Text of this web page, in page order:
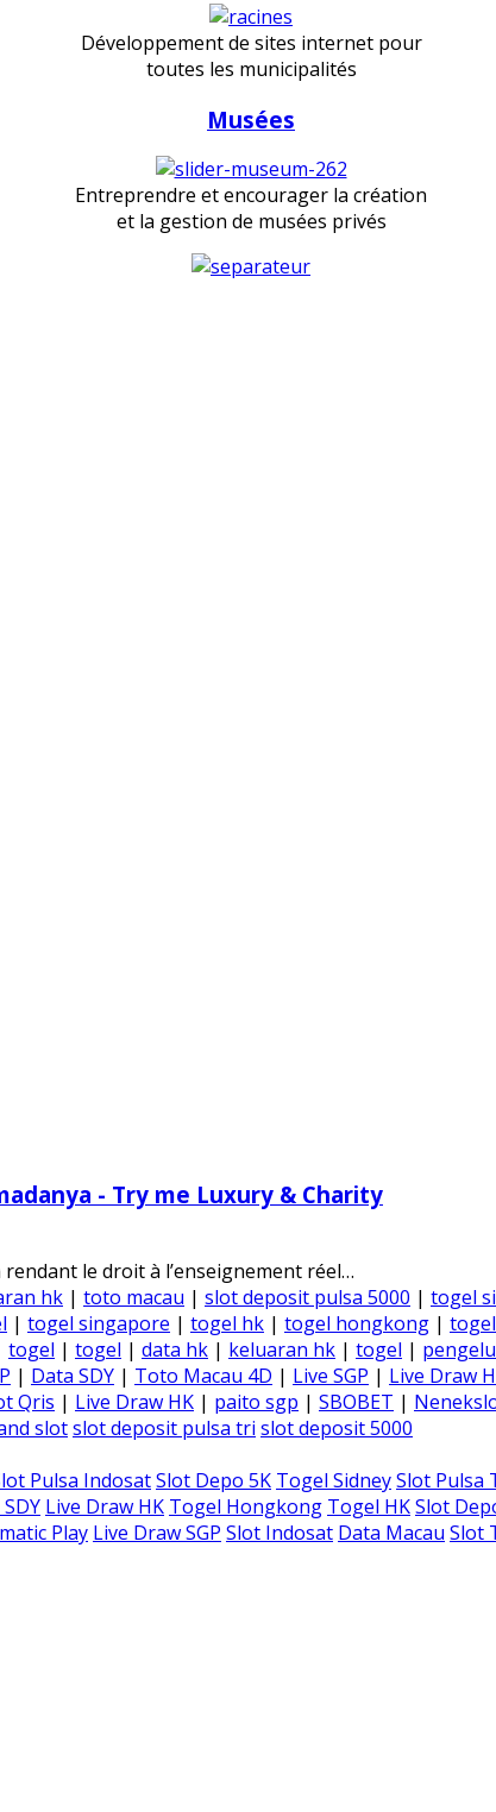
Développement de sites internet pour
toutes les municipalités
Musées
Entreprendre et encourager la création
et la gestion de musées privés
- Try me Luxury & Charity
rendant le droit à l’enseignement réel…
hk | toto macau | slot deposit pulsa 5000 | togel
| togel singapore | togel hk | togel hongkong |
togel | togel | data hk | keluaran hk | togel |
| Data SDY | Toto Macau 4D | Live SGP | Live Draw
Qris | Live Draw HK | paito sgp | SBOBET |
slotslot deposit pulsa tri slot deposit 5000
Pulsa IndosatSlot Depo 5K Togel SidneySlot Pulsa
Live Draw HK Togel Hongkong Togel HKSlot
Play Live Draw SGP Slot Indosat Data Macau Slot